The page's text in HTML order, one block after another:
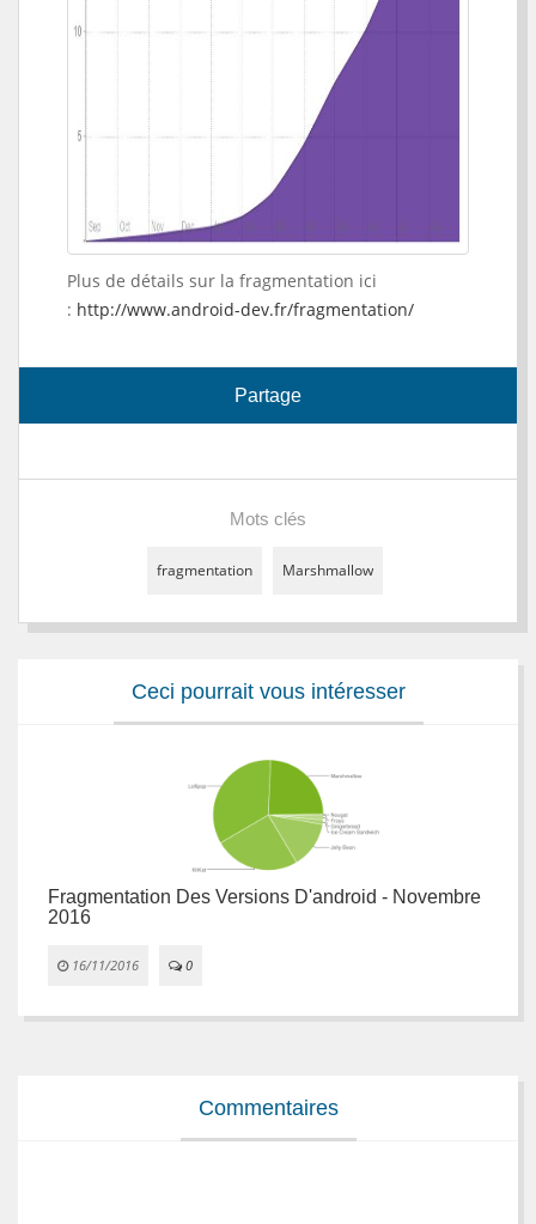
Plus de détails sur la fragmentation ici
: http://www.android-dev.fr/fragmentation/
Partage
Mots clés
fragmentation Marshmallow
Ceci pourrait vous intéresser
Fragmentation Des Versions D'android - Novembre
2016
16/11/2016 0
Commentaires